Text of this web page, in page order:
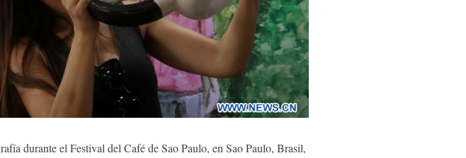
durante el Festival del Café de Sao Paulo, en Sao Paulo, Brasil,